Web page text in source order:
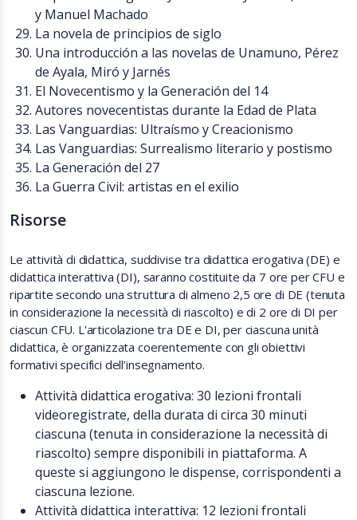
y Manuel Machado
La novela de principios de siglo
Una introducción a las novelas de Unamuno, Pérez
de Ayala, Miró y Jarnés
El Novecentismo y la Generación del 14
Autores novecentistas durante la Edad de Plata
Las Vanguardias: Ultraísmo y Creacionismo
Las Vanguardias: Surrealismo literario y postismo
La Generación del 27
La Guerra Civil: artistas en el exilio
Risorse
Le attività di didattica, suddivise tra didattica erogativa (DE) e
didattica interattiva (DI), saranno costituite da 7 ore per CFU e
ripartite secondo una struttura di almeno 2,5 ore di DE (tenuta
in considerazione la necessità di riascolto) e di 2 ore di DI per
ciascun CFU. L'articolazione tra DE e DI, per ciascuna unità
didattica, è organizzata coerentemente con gli obiettivi
formativi specifici dell’insegnamento.
Attività didattica erogativa: 30 lezioni frontali
videoregistrate, della durata di circa 30 minuti
ciascuna (tenuta in considerazione la necessità di
riascolto) sempre disponibili in piattaforma. A
queste si aggiungono le dispense, corrispondenti a
ciascuna lezione.
Attività didattica interattiva: 12 lezioni frontali